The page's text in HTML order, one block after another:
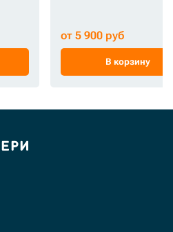
от 5 900 руб
В корзину